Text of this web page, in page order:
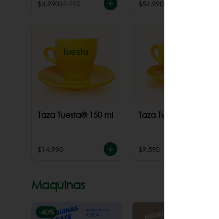
$4.990$9.990 $54.990
Taza Tuesta® 150 ml
$14.990
Taza Tuesta® 70 ml
$9.590
Maquinas
-40%